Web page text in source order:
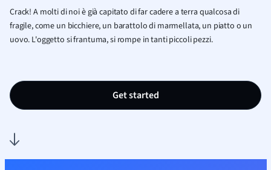
Crack! A molti di noi è già capitato di far cadere a terra qualcosa di
fragile, come un bicchiere, un barattolo di marmellata, un piatto o un
uovo. L'oggetto si frantuma, si rompe in tanti piccoli pezzi.
Get started